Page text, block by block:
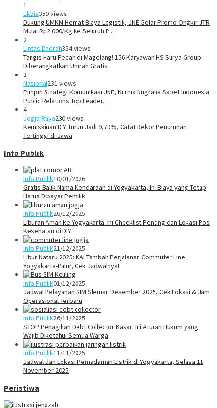
1
Ekbis359 views
Dukung UMKM Hemat Biaya Logistik, JNE Gelar Promo Ongkir JTR
Mulai Rp2.000/Kg ke Seluruh P…
2
Lintas Daerah354 views
Tangis Haru Pecah di Magelang! 156 Karyawan HS Surya Group
Diberangkatkan Umrah Gratis
3
Nasional231 views
Pimpin Strategi Komunikasi JNE, Kurnia Nugraha Sabet Indonesia
Public Relations Top Leader…
4
Jogja Raya230 views
Kemiskinan DIY Turun Jadi 9,70%, Catat Rekor Penurunan
Tertinggi di Jawa
Info Publik
Info Publik10/01/2026
Gratis Balik Nama Kendaraan di Yogyakarta, Ini Biaya yang Tetap
Harus Dibayar Pemilik
Info Publik26/12/2025
Liburan Aman ke Yogyakarta: Ini Checklist Penting dan Lokasi Pos
Kesehatan di DIY
Info Publik21/12/2025
Libur Nataru 2025: KAI Tambah Perjalanan Commuter Line
Yogyakarta-Palur, Cek Jadwalnya!
Info Publik01/12/2025
Jadwal Pelayanan SIM Sleman Desember 2025, Cek Lokasi & Jam
Operasional Terbaru
Info Publik26/11/2025
STOP Penagihan Debt Collector Kasar: Ini Aturan Hukum yang
Wajib Diketahui Semua Warga
Info Publik11/11/2025
Jadwal dan Lokasi Pemadaman Listrik di Yogyakarta, Selasa 11
November 2025
Peristiwa